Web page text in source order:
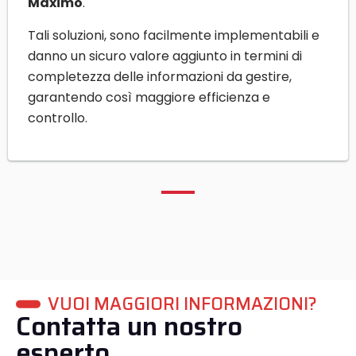
Tali soluzioni, sono facilmente implementabili e
danno un sicuro valore aggiunto in termini di
completezza delle informazioni da gestire,
garantendo così maggiore efficienza e
controllo.
VUOI MAGGIORI INFORMAZIONI?
Contatta un nostro